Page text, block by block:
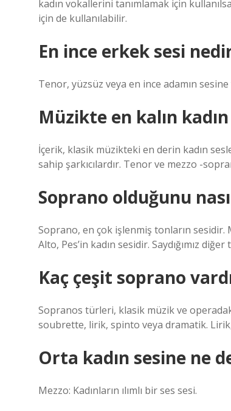
kadın vokallerini tanımlamak için
için de kullanılabilir.
En ince erkek sesi
Tenor, yüzsüz veya en ince adamın
Müzikte en kalın
İçerik, klasik müzikteki en derin kadın
sahip şarkıcılardır. Tenor ve mezzo -
Soprano olduğunu
Soprano, en çok işlenmiş tonların sesidir.
Alto, Pes’in kadın sesidir. Saydığımız
Kaç çeşit soprano
Sopranos türleri, klasik müzik ve
soubrette, lirik, spinto veya dramatik.
Orta kadın sesine ne
Mezzo: Kadınların ılımlı bir ses sesi.